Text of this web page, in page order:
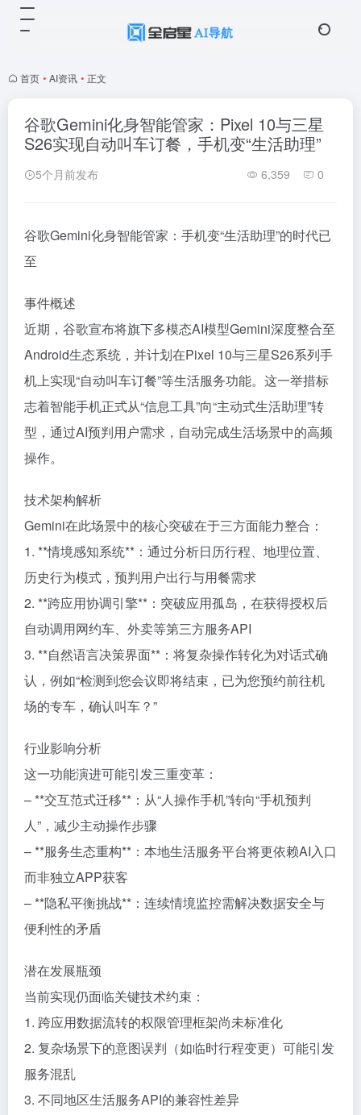
首页 • AI资讯 • 正文
谷歌Gemini化身智能管家：Pixel 10与三星
S26实现自动叫车订餐，手机变“生活助理”
5个月前发布 6,359 0
谷歌Gemini化身智能管家：手机变“生活助理”的时代已
至
事件概述
近期，谷歌宣布将旗下多模态AI模型Gemini深度整合至
Android生态系统，并计划在Pixel 10与三星S26系列手
机上实现“自动叫车订餐”等生活服务功能。这一举措标
志着智能手机正式从“信息工具”向“主动式生活助理”转
型，通过AI预判用户需求，自动完成生活场景中的高频
操作。
技术架构解析
Gemini在此场景中的核心突破在于三方面能力整合：
1. **情境感知系统**：通过分析日历行程、地理位置、
历史行为模式，预判用户出行与用餐需求
2. **跨应用协调引擎**：突破应用孤岛，在获得授权后
自动调用网约车、外卖等第三方服务API
3. **自然语言决策界面**：将复杂操作转化为对话式确
认，例如“检测到您会议即将结束，已为您预约前往机
场的专车，确认叫车？”
行业影响分析
这一功能演进可能引发三重变革：
– **交互范式迁移**：从“人操作手机”转向“手机预判
人”，减少主动操作步骤
– **服务生态重构**：本地生活服务平台将更依赖AI入口
而非独立APP获客
– **隐私平衡挑战**：连续情境监控需解决数据安全与
便利性的矛盾
潜在发展瓶颈
当前实现仍面临关键技术约束：
1. 跨应用数据流转的权限管理框架尚未标准化
2. 复杂场景下的意图误判（如临时行程变更）可能引发
服务混乱
3. 不同地区生活服务API的兼容性差异